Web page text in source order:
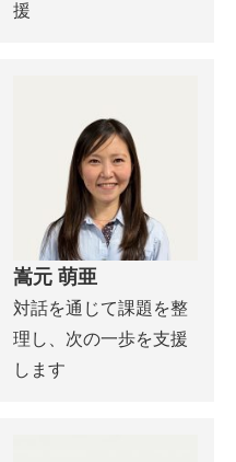
援
嵩元 萌亜
対話を通じて課題を整
理し、次の一歩を支援
します